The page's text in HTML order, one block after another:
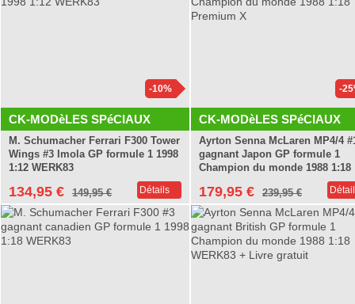
CK-MODèLES SPéCIAUX
-10%
M. Schumacher Ferrari F300 Tower
Wings #3 Imola GP formule 1 1998
1:12 WERK83
134,95 € 149,95 € Détails
CK-MODèLES SPéCIAUX
-
Ayrton Senna McLaren MP4/4
gagnant Japon GP formule 1
Champion du monde 1988 1:18
179,95 € 239,95 €